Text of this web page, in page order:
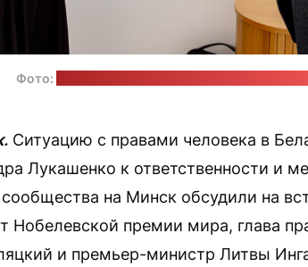
Фото:
Ситуацию с правами человека в
Лукашенко к ответственности и
на Минск обсудили на
Нобелевской премии мира, глава
и премьер-министр Литвы